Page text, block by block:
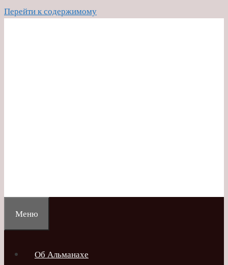
Перейти к содержимому
Меню
Об Альманахе